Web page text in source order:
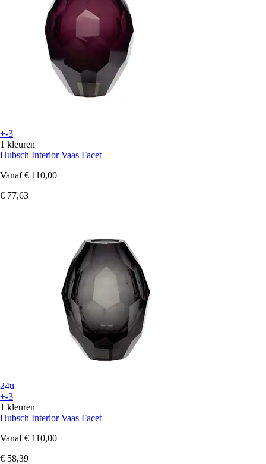
+-3
1 kleuren
Hubsch Interior Vaas Facet
Vanaf € 110,00
€ 77,63
24u
+-3
1 kleuren
Hubsch Interior Vaas Facet
Vanaf € 110,00
€ 58,39